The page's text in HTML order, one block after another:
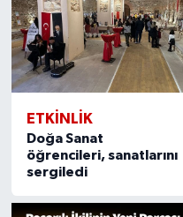
ETKİNLİK
Doğa Sanat
öğrencileri, sanatlarını
sergiledi